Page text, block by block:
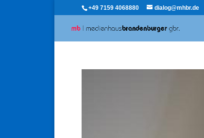
+49 7159 4068880 dialog@mhbr.de